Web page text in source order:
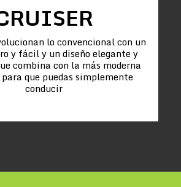
lo convencional con un
y fácil y un diseño elegante y
combina con la más moderna
que puedas simplemente
conducir